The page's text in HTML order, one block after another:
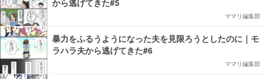
から逃げてきた#5
ママリ編集部
暴力をふるうようになった夫を見限ろうとしたのに｜モ
ラハラ夫から逃げてきた#6
ママリ編集部